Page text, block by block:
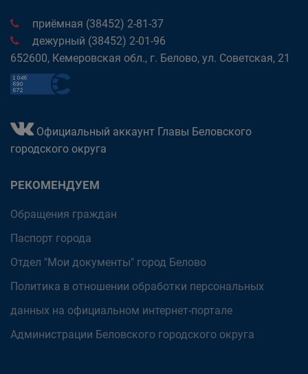
приёмная (38452) 2-81-37
дежурный (38452) 2-01-96
652600, Кемеровская обл., г. Белово, ул. Советская, 21
Официальный аккаунт Главы Беловского
городского округа
РЕКОМЕНДУЕМ
Обращения граждан
Паспорт города
Отдел "Мои документы" город Белово
Политика в отношении обработки персональных
данных на официальном интернет-портале
Администрации Беловского городского округа